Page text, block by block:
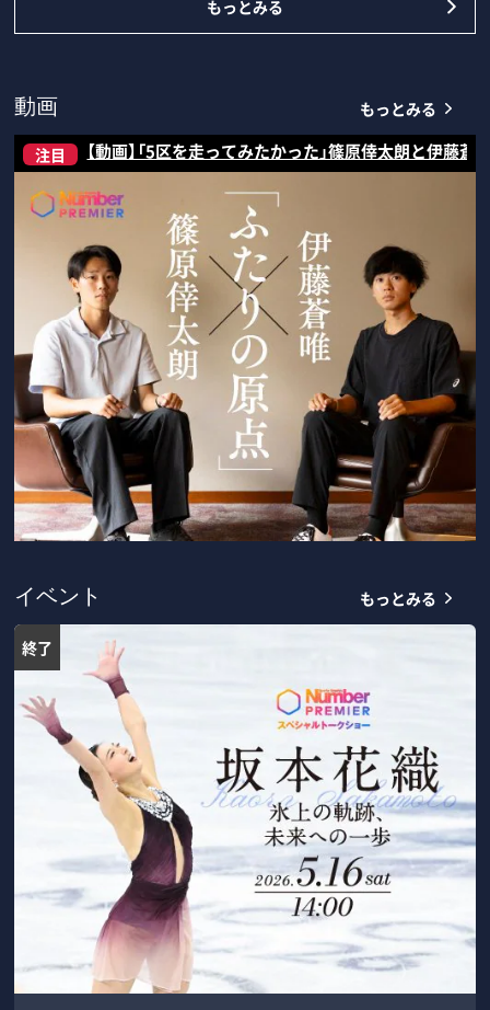
もっとみる
動画 もっとみる
注目 【動画】「5区を走ってみたかった」篠原倖太朗と伊藤
イベント もっとみる
終了